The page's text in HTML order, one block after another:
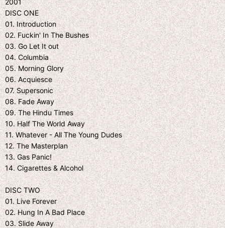
DISC ONE
01. Introduction
02. Fuckin' In The Bushes
03. Go Let It out
04. Columbia
05. Morning Glory
06. Acquiesce
07. Supersonic
08. Fade Away
09. The Hindu Times
10. Half The World Away
11. Whatever - All The Young Dudes
12. The Masterplan
13. Gas Panic!
14. Cigarettes & Alcohol
DISC TWO
01. Live Forever
02. Hung In A Bad Place
03. Slide Away